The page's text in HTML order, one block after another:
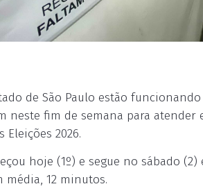
de São Paulo estão
neste fim de semana para atender
2026.
hoje (1º) e segue no sábado
média, 12 minutos.